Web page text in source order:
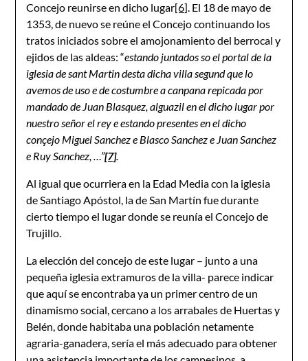
Concejo reunirse en dicho lugar[6]. El 18 de mayo de
1353, de nuevo se reúne el Concejo continuando los
tratos iniciados sobre el amojonamiento del berrocal y
ejidos de las aldeas: “estando juntados so el portal de la
iglesia de sant Martin desta dicha villa segund que lo
avemos de uso e de costumbre a canpana repicada por
mandado de Juan Blasquez, alguazil en el dicho lugar por
nuestro señor el rey e estando presentes en el dicho
conçejo Miguel Sanchez e Blasco Sanchez e Juan Sanchez
e Ruy Sanchez, …”[7].
Al igual que ocurriera en la Edad Media con la iglesia
de Santiago Apóstol, la de San Martín fue durante
cierto tiempo el lugar donde se reunía el Concejo de
Trujillo.
La elección del concejo de este lugar – junto a una
pequeña iglesia extramuros de la villa- parece indicar
que aquí se encontraba ya un primer centro de un
dinamismo social, cercano a los arrabales de Huertas y
Belén, donde habitaba una población netamente
agraria-ganadera, sería el más adecuado para obtener